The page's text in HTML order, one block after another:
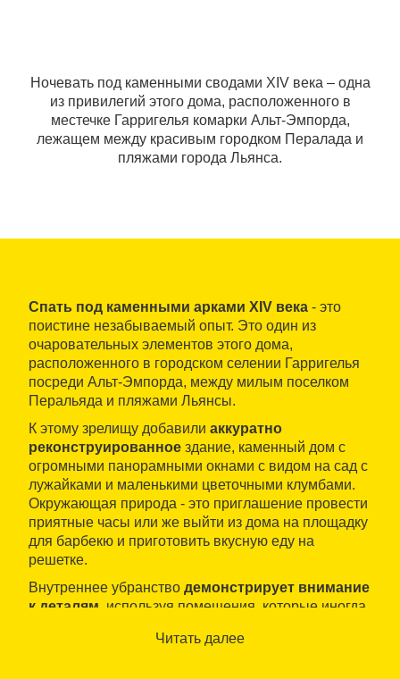
Ночевать под каменными сводами XIV века ‒ одна
из привилегий этого дома, расположенного в
местечке Гарригелья комарки Альт-Эмпорда,
лежащем между красивым городком Пералада и
пляжами города Льянса.
Спать под каменными арками XIV века - это
поистине незабываемый опыт. Это один из
очаровательных элементов этого дома,
расположенного в городском селении Гарригелья
посреди Альт-Эмпорда, между милым поселком
Перальяда и пляжами Льянсы.
К этому зрелищу добавили аккуратно
реконструированное здание, каменный дом с
огромными панорамными окнами с видом на сад с
лужайками и маленькими цветочными клумбами.
Окружающая природа - это приглашение провести
приятные часы или же выйти из дома на площадку
для барбекю и приготовить вкусную еду на
решетке.
Внутреннее убранство демонстрирует внимание
к деталям , используя помещения, которые иногда
Мебель состоит из предметов, которые смешивают
Читать далее